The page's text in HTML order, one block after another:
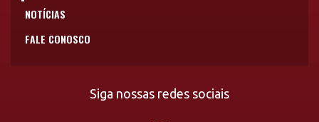
NOTÍCIAS
FALE CONOSCO
Siga nossas redes sociais